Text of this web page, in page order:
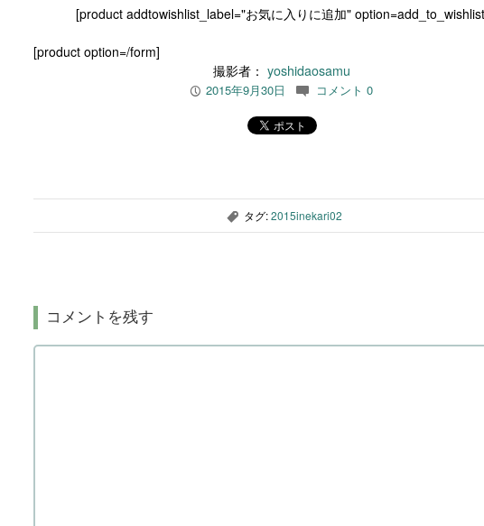
[product addtowishlist_label="お気に入りに追加"
[product option=/form]
撮影者： yoshidaosamu
P 2015年9月30日 c コメント 0
, タグ:2015inekari02
コメントを残す